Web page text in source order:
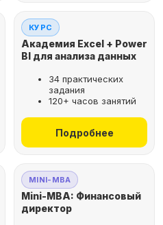
КУРС
Академия Excel + Power
BI для анализа данных
34 практических
задания
120+ часов занятий
Подробнее
MINI-MBA
Mini-MBA: Финансовый
директор